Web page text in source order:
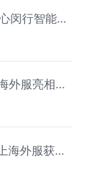
闵行智能制
外服亮相首
会
海外服获颁